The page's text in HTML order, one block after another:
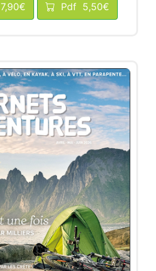
7,90€ Pdf 5,50€